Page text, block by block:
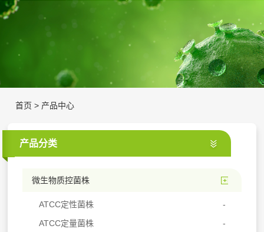
首页 > 产品中心
产品分类
微生物质控菌株
ATCC定性菌株
ATCC定量菌株